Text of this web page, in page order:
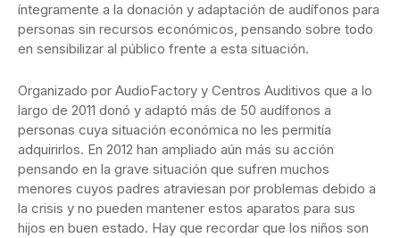
íntegramente a la donación y adaptación de audífonos para
personas sin recursos económicos, pensando sobre todo
en sensibilizar al público frente a esta situación.
Organizado por AudioFactory y Centros Auditivos que a lo
largo de 2011 donó y adaptó más de 50 audífonos a
personas cuya situación económica no les permitía
adquirirlos. En 2012 han ampliado aún más su acción
pensando en la grave situación que sufren muchos
menores cuyos padres atraviesan por problemas debido a
la crisis y no pueden mantener estos aparatos para sus
hijos en buen estado. Hay que recordar que los niños son